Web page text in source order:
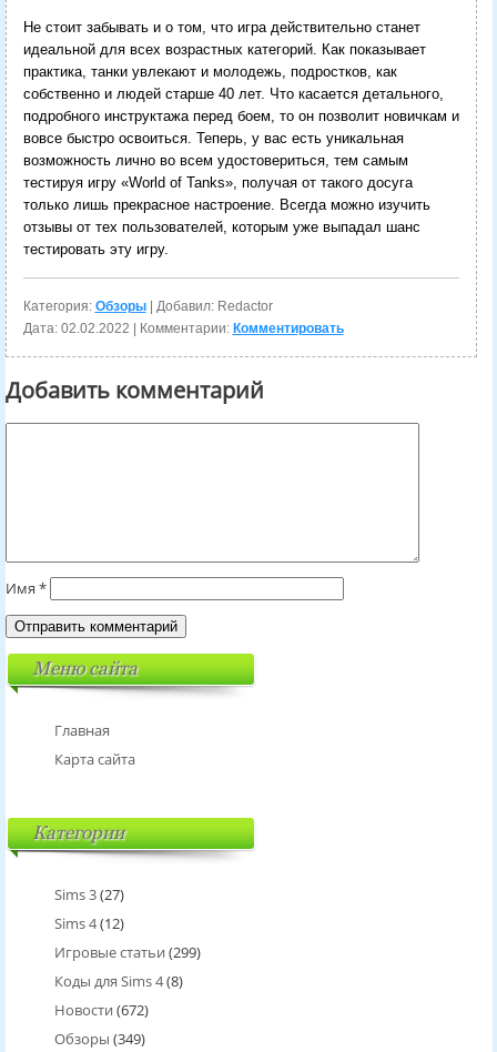
Не стоит забывать и о том, что игра действительно станет
идеальной для всех возрастных категорий. Как показывает
практика, танки увлекают и молодежь, подростков, как
собственно и людей старше 40 лет. Что касается детального,
подробного инструктажа перед боем, то он позволит новичкам и
вовсе быстро освоиться. Теперь, у вас есть уникальная
возможность лично во всем удостовериться, тем самым
тестируя игру «World of Tanks», получая от такого досуга
только лишь прекрасное настроение. Всегда можно изучить
отзывы от тех пользователей, которым уже выпадал шанс
тестировать эту игру.
Категория: Обзоры| Добавил: Redactor
Дата: 02.02.2022 | Комментарии: Комментировать
Добавить комментарий
Имя *
Меню сайта
Главная
Карта сайта
Категории
Sims 3(27)
Sims 4(12)
Игровые статьи (299)
Коды для Sims 4(8)
Новости (672)
Обзоры (349)